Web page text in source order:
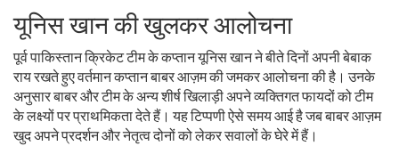
यूनिस खान की खुलकर आलोचना
पूर्व पाकिस्तान क्रिकेट टीम के कप्तान यूनिस खान ने बीते दिनों अपनी बेबाक
राय रखते हुए वर्तमान कप्तान बाबर आज़म की जमकर आलोचना की है। उनके
अनुसार बाबर और टीम के अन्य शीर्ष खिलाड़ी अपने व्यक्तिगत फायदों को टीम
के लक्ष्यों पर प्राथमिकता देते हैं। यह टिप्पणी ऐसे समय आई है जब बाबर आज़म
खुद अपने प्रदर्शन और नेतृत्व दोनों को लेकर सवालों के घेरे में हैं।